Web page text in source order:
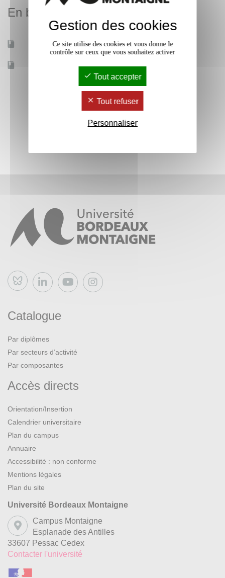
En bref
Mobilité d'études Oui
Accessible à distance Non
Bluesky
Catalogue
Par diplômes
Par secteurs d’activité
Par composantes
Accès directs
Orientation/Insertion
Calendrier universitaire
Plan du campus
Annuaire
Accessibilité : non conforme
Mentions légales
Plan du site
Université Bordeaux Montaigne
Campus Montaigne
Esplanade des Antilles
33607 Pessac Cedex
Contacter l'université
Gestion des cookies
Ce site utilise des cookies et vous donne le
contrôle sur ceux que vous souhaitez activer
Tout accepter
Tout refuser
Personnaliser